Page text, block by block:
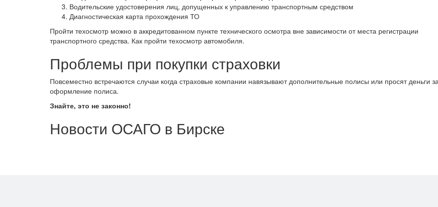
Водительские удостоверения лиц, допущенных к управлению транспортным средством
Диагностическая карта прохождения ТО
Пройти техосмотр можно в аккредитованном пункте технического осмотра вне зависимости от места регистрации
транспортного средства. Как пройти техосмотр автомобиля.
Проблемы при покупки страховки
Повсеместно встречаются случаи когда страховые компании навязывают дополнительные полисы или просят деньги
оформление полиса.
Знайте, это не законно!
Новости ОСАГО в Бирске